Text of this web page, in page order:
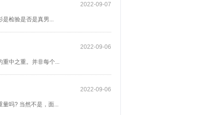
2022-09-07
是检验是否是真男...
2022-09-06
重中之重。并非每个...
2022-09-06
量吗? 当然不是，面...